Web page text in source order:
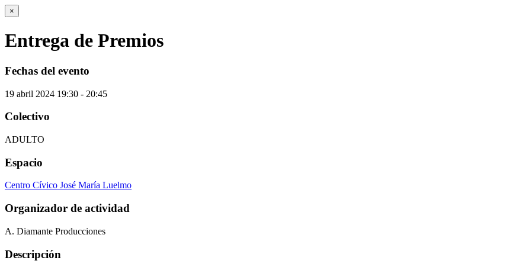
×
Entrega de Premios
Fechas del evento
19 abril 2024 19:30 - 20:45
Colectivo
ADULTO
Espacio
Centro Cívico José María Luelmo
Organizador de actividad
A. Diamante Producciones
Descripción